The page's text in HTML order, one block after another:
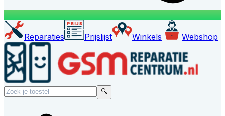
Reparaties Prijslijst Winkels Webshop
🔍